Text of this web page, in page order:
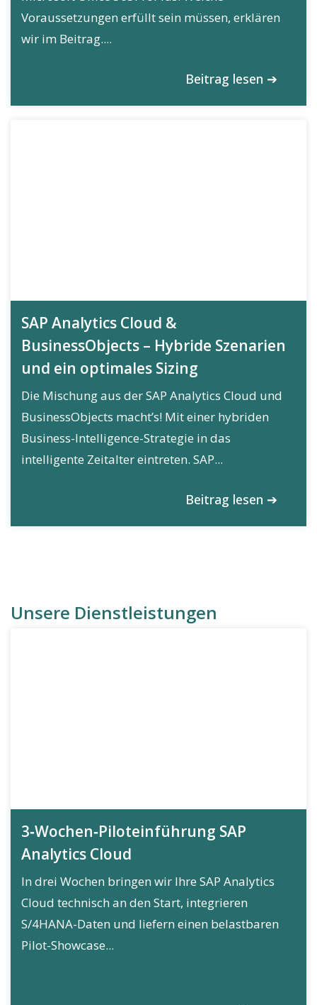
Voraussetzungen erfüllt sein müssen, erklären
wir im Beitrag....
Beitrag lesen ➔
SAP Analytics Cloud &
BusinessObjects – Hybride Szenarien
und ein optimales Sizing
Die Mischung aus der SAP Analytics Cloud und
BusinessObjects macht’s! Mit einer hybriden
Business-Intelligence-Strategie in das
intelligente Zeitalter eintreten. SAP...
Beitrag lesen ➔
Unsere Dienstleistungen
3‑Wochen‑Piloteinführung SAP
Analytics Cloud
In drei Wochen bringen wir Ihre SAP Analytics
Cloud technisch an den Start, integrieren
S/4HANA-Daten und liefern einen belastbaren
Pilot-Showcase...